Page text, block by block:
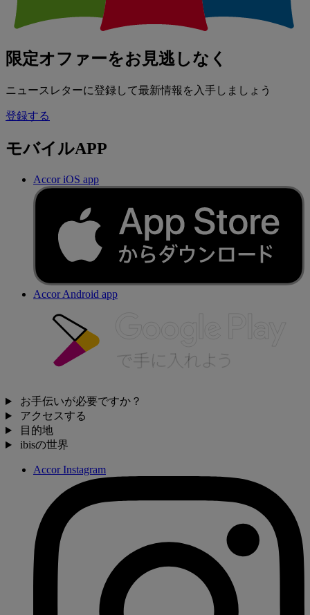
限定オファーをお見逃しなく
ニュースレターに登録して最新情報を入手しましょう
登録する
モバイルAPP
Accor iOS app
Accor Android app
お手伝いが必要ですか？
アクセスする
目的地
ibisの世界
Accor Instagram